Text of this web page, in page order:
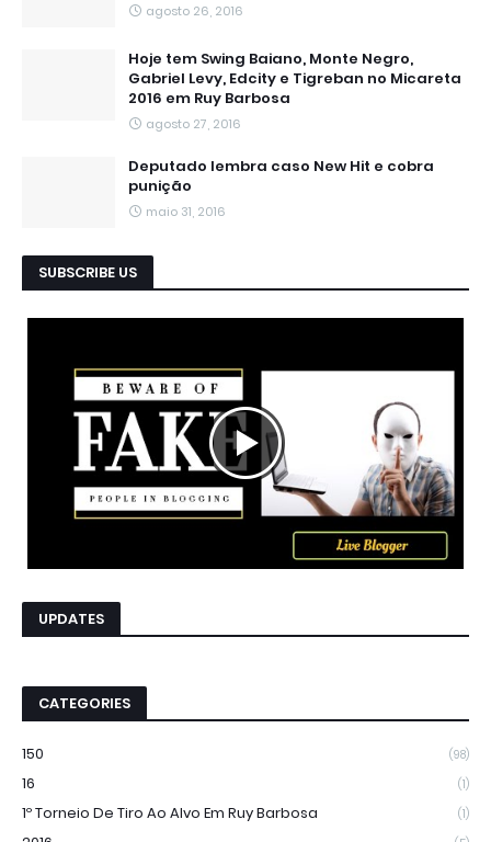
agosto 26, 2016
Hoje tem Swing Baiano, Monte Negro,
Gabriel Levy, Edcity e Tigreban no Micareta
2016 em Ruy Barbosa
agosto 27, 2016
Deputado lembra caso New Hit e cobra
punição
maio 31, 2016
SUBSCRIBE US
UPDATES
CATEGORIES
150 (98)
16 (1)
1º Torneio De Tiro Ao Alvo Em Ruy Barbosa (1)